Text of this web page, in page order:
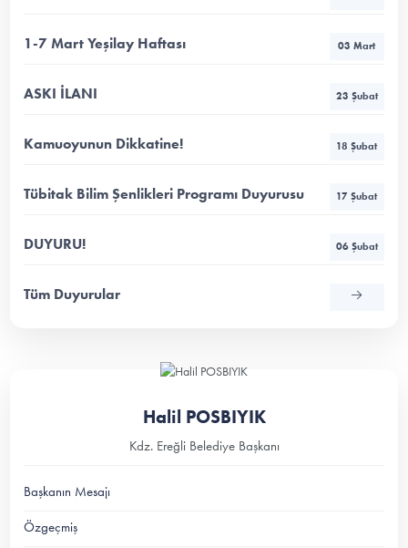
1-7 Mart Yeşilay Haftası 03 Mart
ASKI İLANI 23 Şubat
Kamuoyunun Dikkatine! 18 Şubat
Tübitak Bilim Şenlikleri Programı Duyurusu 17 Şubat
DUYURU! 06 Şubat
Tüm Duyurular
Halil POSBIYIK
Kdz. Ereğli Belediye Başkanı
Başkanın Mesajı
Özgeçmiş